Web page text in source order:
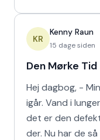
KR
Kenny Raun
15 dage siden
Den Mørke Tid
Hej dagbog, -
igår. Vand i
det er den
der. Nu har de